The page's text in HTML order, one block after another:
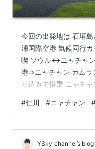
今回の出発地は 石垣
浦国際空港 気候同行
喫 ソウル↔ニャチャ
港⇒ニャチャン カムラ
り込みで搭乗 ニャチ
街地まで 仁川⇒ニャチ
出国税 更なる値上げ
落ちて来た♪ 今回の出
触れた 東洋のハワイ
#仁川 #ニャチャン #
YSky_channel’s blog